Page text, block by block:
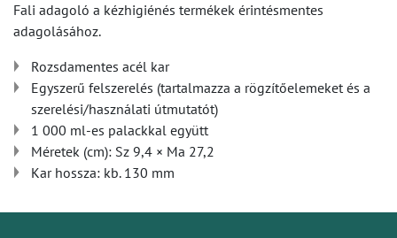
Fali adagoló a kézhigiénés termékek érintésmentes
adagolásához.
Rozsdamentes acél kar
Egyszerű felszerelés (tartalmazza a rögzítőelemeket és a
szerelési/használati útmutatót)
1 000 ml-es palackkal együtt
Méretek (cm): Sz 9,4 × Ma 27,2
Kar hossza: kb. 130 mm